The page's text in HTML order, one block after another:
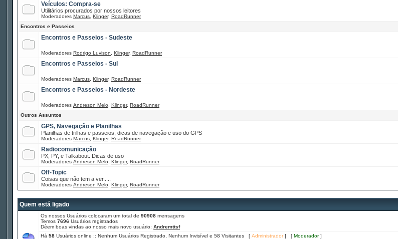
Veículos: Compra-se
Utilitários procurados por nossos leitores
Moderadores Marcus Klinger, RoadRunner
Encontros e Passeios
Encontros e Passeios - Sudeste
Moderadores Rodrigo Luvison Klinger, RoadRunner
Encontros e Passeios - Sul
Moderadores Marcus Klinger, RoadRunner
Encontros e Passeios - Nordeste
Moderadores Andreson Melo Klinger, RoadRunner
Outros Assuntos
GPS, Navegação e Planilhas
Planilhas de trilhas e passeios, dicas de navegação e uso do GPS
Moderadores Marcus Klinger, RoadRunner
Radiocomunicação
PX, PY, e Talkabout. Dicas de uso
Moderadores Andreson Melo Klinger, RoadRunner
Off-Topic
Coisas que não tem a ver.....
Moderadores Andreson Melo Klinger, RoadRunner
Quem está ligado
Os nossos Usuários colocaram um total de 90908 mensagens
Temos 7696 Usuários registrados
Dêem boas vindas ao nosso mais novo usuário: Andremttsf
Há 58 Usuários online :: Nenhum Usuários Registrado, Nenhum Invisível e 58 Visitantes [ Administrador] [ Moderador]